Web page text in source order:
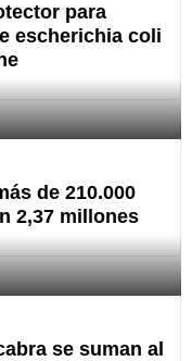
para
escherichia coli
de 210.000
2,37 millones
se suman al